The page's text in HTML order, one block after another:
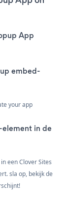
App
embed-
your app
in de
een Clover Sites
sla op, bekijk de